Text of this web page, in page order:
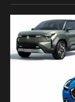
勢。 2023日本交
四年首次回歸，
Sight國際展示中
前發表一系列將
Visio…